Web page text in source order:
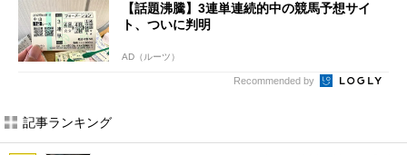
【話題沸騰】3連単連続的中の競馬予想サイ
ト、ついに判明
AD（ルーツ）
Recommended by
記事ランキング